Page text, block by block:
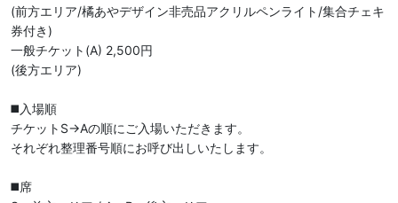
(前方エリア/橘あやデザイン非売品アクリルペンライト/集合チェキ
券付き)
一般チケット(A) 2,500円
(後方エリア)
◼️入場順
チケットS→Aの順にご入場いただきます。
それぞれ整理番号順にお呼び出しいたします。
◼️席